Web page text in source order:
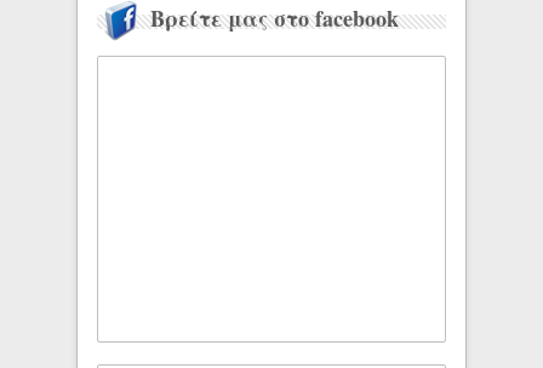
Βρείτε μας στο facebook